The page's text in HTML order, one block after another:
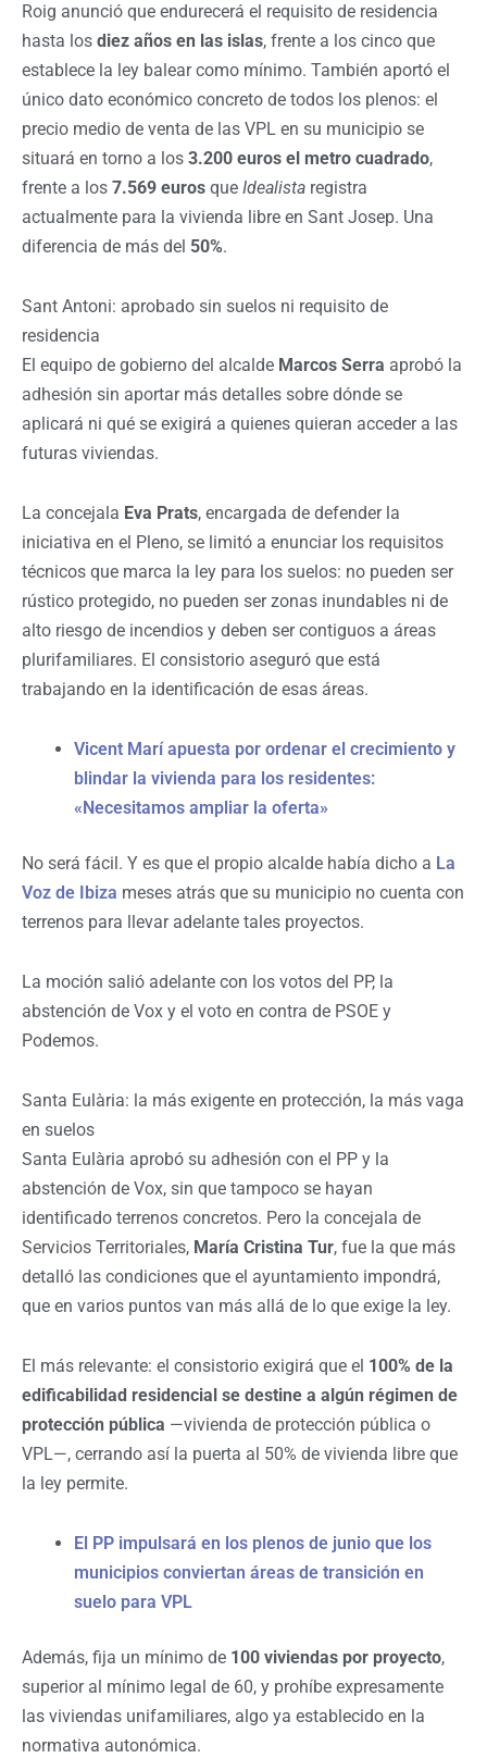
Roig anunció que endurecerá el requisito de residencia
hasta los diez años en las islas, frente a los cinco que
establece la ley balear como mínimo. También aportó el
único dato económico concreto de todos los plenos: el
precio medio de venta de las VPL en su municipio se
situará en torno a los 3.200 euros el metro cuadrado,
frente a los 7.569 euros que Idealista registra
actualmente para la vivienda libre en Sant Josep. Una
diferencia de más del 50%.
Sant Antoni: aprobado sin suelos ni requisito de
residencia
El equipo de gobierno del alcalde Marcos Serra aprobó la
adhesión sin aportar más detalles sobre dónde se
aplicará ni qué se exigirá a quienes quieran acceder a las
futuras viviendas.
La concejala Eva Prats, encargada de defender la
iniciativa en el Pleno, se limitó a enunciar los requisitos
técnicos que marca la ley para los suelos: no pueden ser
rústico protegido, no pueden ser zonas inundables ni de
alto riesgo de incendios y deben ser contiguos a áreas
plurifamiliares. El consistorio aseguró que está
trabajando en la identificación de esas áreas.
Vicent Marí apuesta por ordenar el crecimiento y
blindar la vivienda para los residentes:
«Necesitamos ampliar la oferta»
No será fácil. Y es que el propio alcalde había dicho a La
Voz de Ibiza meses atrás que su municipio no cuenta con
terrenos para llevar adelante tales proyectos.
La moción salió adelante con los votos del PP, la
abstención de Vox y el voto en contra de PSOE y
Podemos.
Santa Eulària: la más exigente en protección, la más vaga
en suelos
Santa Eulària aprobó su adhesión con el PP y la
abstención de Vox, sin que tampoco se hayan
identificado terrenos concretos. Pero la concejala de
Servicios Territoriales, María Cristina Tur, fue la que más
detalló las condiciones que el ayuntamiento impondrá,
que en varios puntos van más allá de lo que exige la ley.
El más relevante: el consistorio exigirá que el 100% de la
edificabilidad residencial se destine a algún régimen de
protección pública —vivienda de protección pública o
VPL—, cerrando así la puerta al 50% de vivienda libre que
la ley permite.
El PP impulsará en los plenos de junio que los
municipios conviertan áreas de transición en
suelo para VPL
Además, fija un mínimo de 100 viviendas por proyecto,
superior al mínimo legal de 60, y prohíbe expresamente
las viviendas unifamiliares, algo ya establecido en la
normativa autonómica.